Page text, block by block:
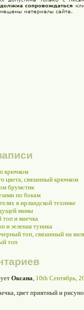
крючком
цвета, связанный крючком
брумстик
по бокам
в ирландской технике
мамы
и маечка
и зеленая туника
топ, связанный на
топ
Оксана, 10th Сентябрь,
цвет приятный и